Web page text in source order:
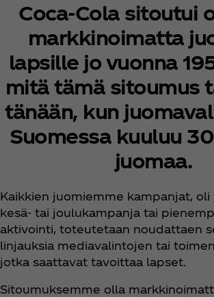
Coca‑Cola sitoutui
markkinoimatta
lapsille jo vuonna
mitä tämä sitoumus
tänään, kun
Suomessa kuuluu
juomaa.
Kaikkien juomiemme kampanjat, oli
kesä- tai joulukampanja tai
aktivointi, toteutetaan noudattaen
linjauksia mediavalintojen tai
jotka saattavat tavoittaa lapset.
Sitoumuksemme olla